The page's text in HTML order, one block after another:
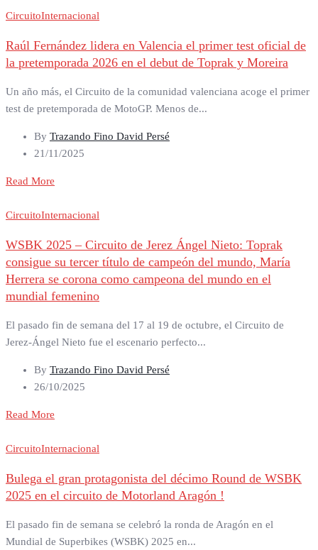
CircuitoInternacional
Raúl Fernández lidera en Valencia el primer test oficial de
la pretemporada 2026 en el debut de Toprak y Moreira
Un año más, el Circuito de la comunidad valenciana acoge el primer
test de pretemporada de MotoGP. Menos de...
By Trazando Fino David Persé
21/11/2025
Read More
CircuitoInternacional
WSBK 2025 – Circuito de Jerez Ángel Nieto: Toprak
consigue su tercer título de campeón del mundo, María
Herrera se corona como campeona del mundo en el
mundial femenino
El pasado fin de semana del 17 al 19 de octubre, el Circuito de
Jerez-Ángel Nieto fue el escenario perfecto...
By Trazando Fino David Persé
26/10/2025
Read More
CircuitoInternacional
Bulega el gran protagonista del décimo Round de WSBK
2025 en el circuito de Motorland Aragón !
El pasado fin de semana se celebró la ronda de Aragón en el
Mundial de Superbikes (WSBK) 2025 en...